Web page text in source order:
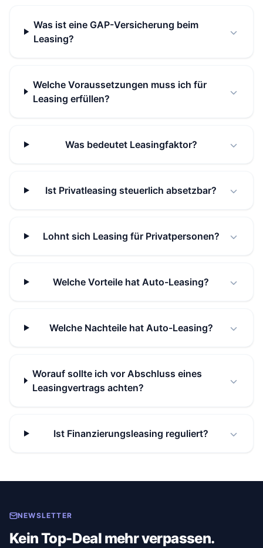
Was ist eine GAP-Versicherung beim
Leasing?
Welche Voraussetzungen muss ich für
Leasing erfüllen?
Was bedeutet Leasingfaktor?
Ist Privatleasing steuerlich absetzbar?
Lohnt sich Leasing für Privatpersonen?
Welche Vorteile hat Auto-Leasing?
Welche Nachteile hat Auto-Leasing?
Worauf sollte ich vor Abschluss eines
Leasingvertrags achten?
Ist Finanzierungsleasing reguliert?
NEWSLETTER
Kein Top-Deal mehr verpassen.